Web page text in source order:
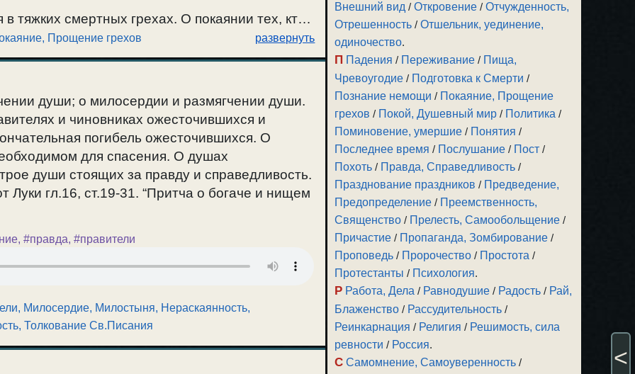
тяжких смертных грехах. О покаянии тех, кто
для чиновников и правителей. /
Прощение грехов развернуть
души; о милосердии и размягчении души.
и чиновниках ожесточившихся и
погибель ожесточившихся. О
для спасения. О душах
души стоящих за правду и справедливость.
Луки гл.16, ст.19-31. “Притча о богаче и нищем
, #правда, #правители
, Милосердие, Милостыня, Нераскаянность,
, Толкование Св.Писания
Внешний вид /Откровение /Отчужденность,
Отрешенность /Отшельник, уединение,
одиночество.
П Падения / Переживание / Пища,
Чревоугодие / Подготовка к Смерти /
Познание немощи / Покаяние, Прощение
грехов / Покой, Душевный мир / Политика /
Поминовение, умершие / Понятия /
Последнее время / Послушание / Пост /
Похоть / Правда, Справедливость /
Празднование праздников / Предведение,
Предопределение / Преемственность,
Священство / Прелесть, Самообольщение /
Причастие / Пропаганда, Зомбирование /
Проповедь / Пророчество / Простота /
Протестанты / Психология.
Р Работа, Дела / Равнодушие / Радость / Рай,
Блаженство / Рассудительность /
Реинкарнация / Религия / Решимость, сила
ревности / Россия.
С Самомнение, Самоуверенность /
<